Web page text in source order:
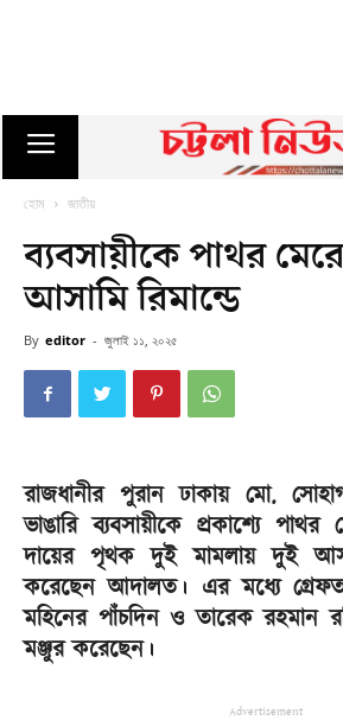
হোম জাতীয়
ব্যবসায়ীকে পাথর
আসামি রিমান্ডে
By editor - জুলাই ১১, ২০২৫
রাজধানীর পুরান ঢাকায় মো.
ভাঙারি ব্যবসায়ীকে প্রকাশ্যে
দায়ের পৃথক দুই মামলায় দুই
করেছেন আদালত। এর মধ্যে
মহিনের পাঁচদিন ও তারেক রহমান
মঞ্জুর করেছেন।
Advertisement